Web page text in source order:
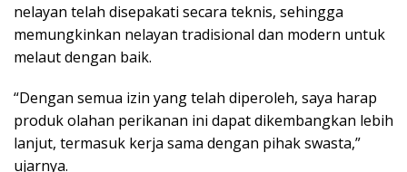
nelayan telah disepakati secara teknis, sehingga
memungkinkan nelayan tradisional dan modern untuk
melaut dengan baik.
“Dengan semua izin yang telah diperoleh, saya harap
produk olahan perikanan ini dapat dikembangkan lebih
lanjut, termasuk kerja sama dengan pihak swasta,”
ujarnya.